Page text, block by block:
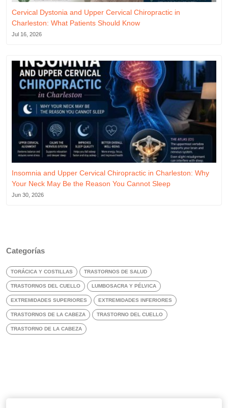
Cervical Dystonia and Upper Cervical Chiropractic in
Charleston: What Patients Should Know
Jul 16, 2026
Insomnia and Upper Cervical Chiropractic in Charleston: Why
Your Neck May Be the Reason You Cannot Sleep
Jun 30, 2026
Categorías
TORÁCICA Y COSTILLAS TRASTORNOS DE SALUD
TRASTORNOS DEL CUELLO LUMBOSACRA Y PÉLVICA
EXTREMIDADES SUPERIORES EXTREMIDADES INFERIORES
TRASTORNOS DE LA CABEZA TRASTORNO DEL CUELLO
TRASTORNO DE LA CABEZA